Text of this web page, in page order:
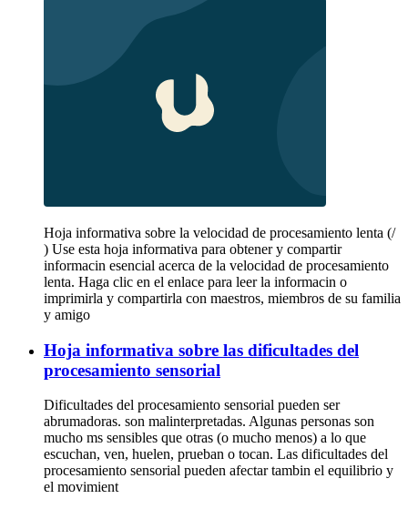
Hoja informativa sobre la velocidad de procesamiento lenta (/
) Use esta hoja informativa para obtener y compartir
informacin esencial acerca de la velocidad de procesamiento
lenta. Haga clic en el enlace para leer la informacin o
imprimirla y compartirla con maestros, miembros de su familia
y amigo
Hoja informativa sobre las dificultades del
procesamiento sensorial
Dificultades del procesamiento sensorial pueden ser
abrumadoras. son malinterpretadas. Algunas personas son
mucho ms sensibles que otras (o mucho menos) a lo que
escuchan, ven, huelen, prueban o tocan. Las dificultades del
procesamiento sensorial pueden afectar tambin el equilibrio y
el movimient